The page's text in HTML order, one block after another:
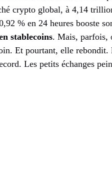
crypto global, à 4,14
% en 24 heures booste
stablecoins. Mais, parfois,
Et pourtant, elle
Les petits échanges